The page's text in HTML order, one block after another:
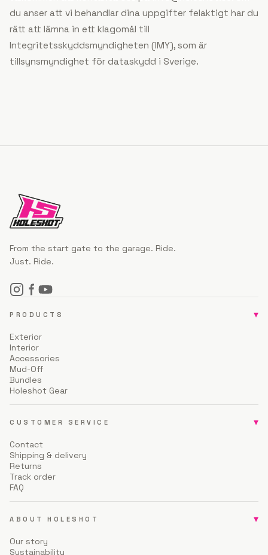
du anser att vi behandlar dina uppgifter felaktigt har du
rätt att lämna in ett klagomål till
Integritetsskyddsmyndigheten (IMY), som är
tillsynsmyndighet för dataskydd i Sverige.
From the start gate to the garage. Ride.
Just. Ride.
PRODUCTS ▾
Exterior
Interior
Accessories
Mud-Off
Bundles
Holeshot Gear
CUSTOMER SERVICE ▾
Contact
Shipping & delivery
Returns
Track order
FAQ
ABOUT HOLESHOT ▾
Our story
Sustainability